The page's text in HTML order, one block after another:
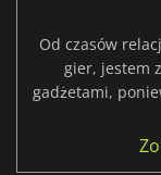
Od czasów
gier, jestem
gadżetami,